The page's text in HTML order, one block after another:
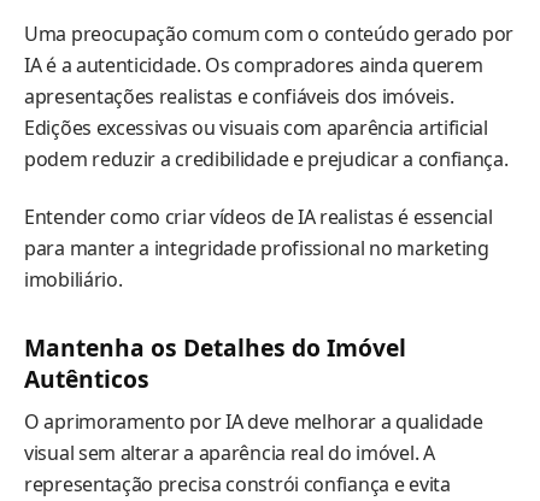
Uma preocupação comum com o conteúdo gerado por
IA é a autenticidade. Os compradores ainda querem
apresentações realistas e confiáveis dos imóveis.
Edições excessivas ou visuais com aparência artificial
podem reduzir a credibilidade e prejudicar a confiança.
Entender como criar vídeos de IA realistas é essencial
para manter a integridade profissional no marketing
imobiliário.
Mantenha os Detalhes do Imóvel
Autênticos
O aprimoramento por IA deve melhorar a qualidade
visual sem alterar a aparência real do imóvel. A
representação precisa constrói confiança e evita